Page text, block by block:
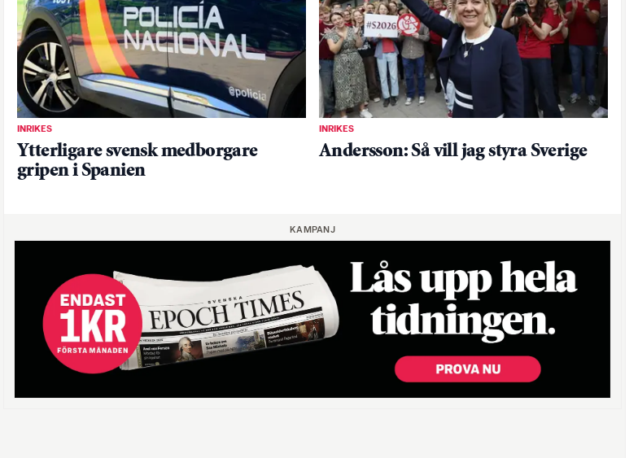
INRIKES
Ytterligare svensk medborgare
gripen i Spanien
INRIKES
Andersson: Så vill jag styra Sverige
KAMPANJ